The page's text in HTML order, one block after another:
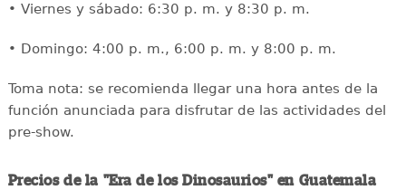
• Viernes y sábado: 6:30 p. m. y 8:30 p. m.
• Domingo: 4:00 p. m., 6:00 p. m. y 8:00 p. m.
Toma nota: se recomienda llegar una hora antes de la
función anunciada para disfrutar de las actividades del
pre-show.
Precios de la "Era de los Dinosaurios" en Guatemala